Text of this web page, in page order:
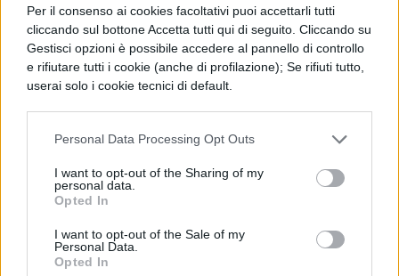
Per il consenso ai cookies facoltativi puoi accettarli tutti
cliccando sul bottone Accetta tutti qui di seguito. Cliccando su
Gestisci opzioni è possibile accedere al pannello di controllo
e rifiutare tutti i cookie (anche di profilazione); Se rifiuti tutto,
userai solo i cookie tecnici di default.
Personal Data Processing Opt Outs
I want to opt-out of the Sharing of my
personal data.
Opted In
I want to opt-out of the Sale of my
Personal Data.
Opted In
Paragrafo 7
Da fanciullo gli fu dato il soprannome di
Turino, sia in ricordo dell'origine dei suoi
antenati, sia perché proprio nella zona di
favorevole contro schiavi fuggitivi. Potrei
che fu soprannominato Turino, avendo
scoperto un'antica statuetta di bronzo, che
in lettere di ferro, quasi cancellate ormai,
questo soprannome: la statuetta, donata da